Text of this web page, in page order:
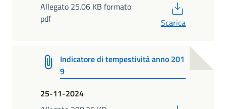
Allegato 25.06 KB formato
pdf
Scarica
Indicatore di tempestività anno 201
9
25-11-2024